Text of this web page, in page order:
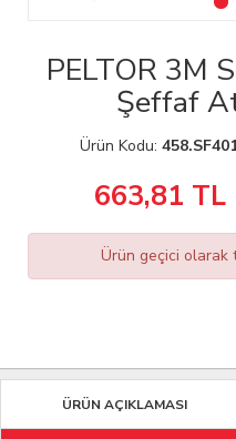
PELTOR 3M
Şeffaf
Ürün Kodu:
663,81 TL
Ürün geçici olarak
ÜRÜN AÇIKLAMASI